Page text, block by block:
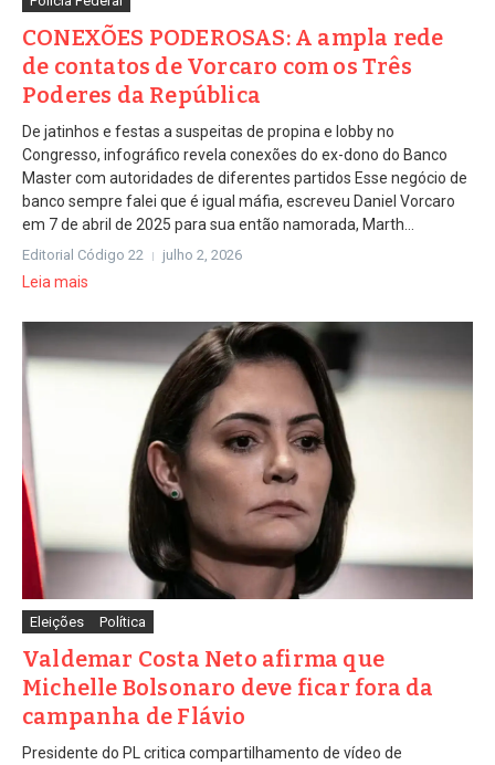
CONEXÕES PODEROSAS: A ampla rede
de contatos de Vorcaro com os Três
Poderes da República
De jatinhos e festas a suspeitas de propina e lobby no
Congresso, infográfico revela conexões do ex-dono do Banco
Master com autoridades de diferentes partidos Esse negócio de
banco sempre falei que é igual máfia, escreveu Daniel Vorcaro
em 7 de abril de 2025 para sua então namorada, Marth...
Editorial Código 22 julho 2, 2026
Leia mais
Eleições Política
Valdemar Costa Neto afirma que
Michelle Bolsonaro deve ficar fora da
campanha de Flávio
Presidente do PL critica compartilhamento de vídeo de